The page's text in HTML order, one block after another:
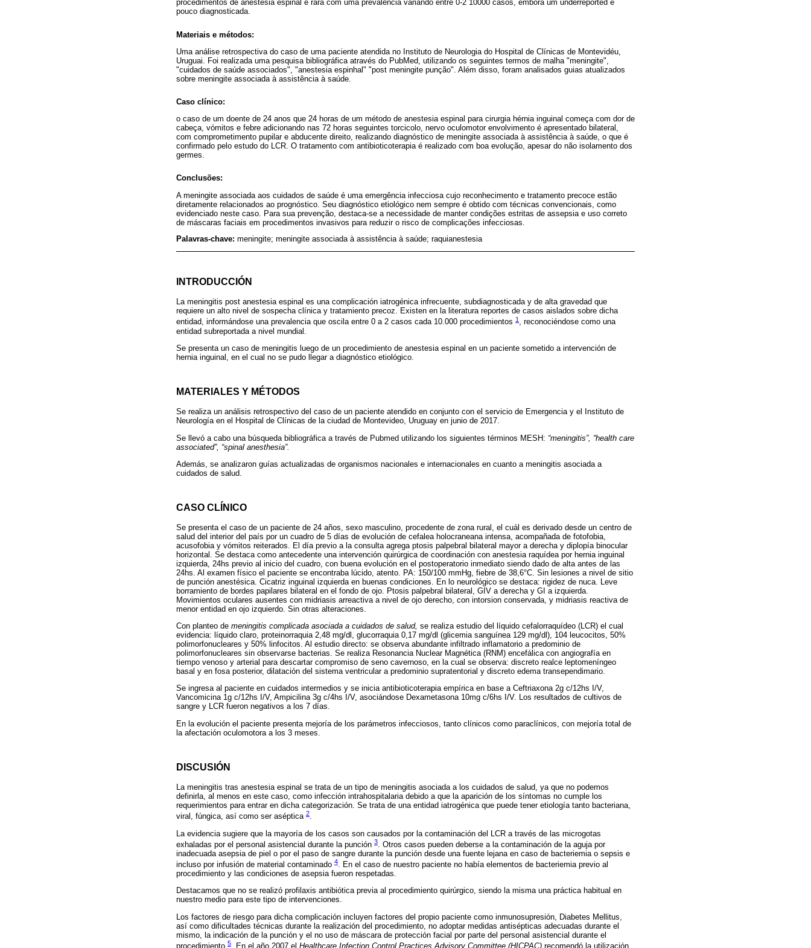
procedimentos de anestesia espinal é rara com uma prevalência variando entre 0-2 10000 casos, embora um underreported e
pouco diagnosticada.
Materiais e métodos:
Uma análise retrospectiva do caso de uma paciente atendida no Instituto de Neurologia do Hospital de Clínicas de Montevidéu,
Uruguai. Foi realizada uma pesquisa bibliográfica através do PubMed, utilizando os seguintes termos de malha "meningite",
"cuidados de saúde associados", "anestesia espinhal" "post meningite punção". Além disso, foram analisados guias atualizados
sobre meningite associada à assistência à saúde.
Caso clínico:
o caso de um doente de 24 anos que 24 horas de um método de anestesia espinal para cirurgia hérnia inguinal começa com dor de
cabeça, vómitos e febre adicionando nas 72 horas seguintes torcicolo, nervo oculomotor envolvimento é apresentado bilateral,
com comprometimento pupilar e abducente direito, realizando diagnóstico de meningite associada à assistência à saúde, o que é
confirmado pelo estudo do LCR. O tratamento com antibioticoterapia é realizado com boa evolução, apesar do não isolamento dos
germes.
Conclusões:
A meningite associada aos cuidados de saúde é uma emergência infecciosa cujo reconhecimento e tratamento precoce estão
diretamente relacionados ao prognóstico. Seu diagnóstico etiológico nem sempre é obtido com técnicas convencionais, como
evidenciado neste caso. Para sua prevenção, destaca-se a necessidade de manter condições estritas de assepsia e uso correto
de máscaras faciais em procedimentos invasivos para reduzir o risco de complicações infecciosas.
Palavras-chave: meningite; meningite associada à assistência à saúde; raquianestesia
INTRODUCCIÓN
La meningitis post anestesia espinal es una complicación iatrogénica infrecuente, subdiagnosticada y de alta gravedad que
requiere un alto nivel de sospecha clínica y tratamiento precoz. Existen en la literatura reportes de casos aislados sobre dicha
entidad, informándose una prevalencia que oscila entre 0 a 2 casos cada 10.000 procedimientos 1 , reconociéndose como una
entidad subreportada a nivel mundial.
Se presenta un caso de meningitis luego de un procedimiento de anestesia espinal en un paciente sometido a intervención de
hernia inguinal, en el cual no se pudo llegar a diagnóstico etiológico.
MATERIALES Y MÉTODOS
Se realiza un análisis retrospectivo del caso de un paciente atendido en conjunto con el servicio de Emergencia y el Instituto de
Neurología en el Hospital de Clínicas de la ciudad de Montevideo, Uruguay en junio de 2017.
Se llevó a cabo una búsqueda bibliográfica a través de Pubmed utilizando los siguientes términos MESH: “meningitis”, “health care
associated”, “spinal anesthesia”.
Además, se analizaron guías actualizadas de organismos nacionales e internacionales en cuanto a meningitis asociada a
cuidados de salud.
CASO CLÍNICO
Se presenta el caso de un paciente de 24 años, sexo masculino, procedente de zona rural, el cuál es derivado desde un centro de
salud del interior del país por un cuadro de 5 días de evolución de cefalea holocraneana intensa, acompañada de fotofobia,
acusofobia y vómitos reiterados. El día previo a la consulta agrega ptosis palpebral bilateral mayor a derecha y diplopía binocular
horizontal. Se destaca como antecedente una intervención quirúrgica de coordinación con anestesia raquídea por hernia inguinal
izquierda, 24hs previo al inicio del cuadro, con buena evolución en el postoperatorio inmediato siendo dado de alta antes de las
24hs. Al examen físico el paciente se encontraba lúcido, atento. PA: 150/100 mmHg, fiebre de 38,6°C. Sin lesiones a nivel de sitio
de punción anestésica. Cicatriz inguinal izquierda en buenas condiciones. En lo neurológico se destaca: rigidez de nuca. Leve
borramiento de bordes papilares bilateral en el fondo de ojo. Ptosis palpebral bilateral, GIV a derecha y GI a izquierda.
Movimientos oculares ausentes con midriasis arreactiva a nivel de ojo derecho, con intorsion conservada, y midriasis reactiva de
menor entidad en ojo izquierdo. Sin otras alteraciones.
Con planteo de meningitis complicada asociada a cuidados de salud, se realiza estudio del líquido cefalorraquídeo (LCR) el cual
evidencia: líquido claro, proteinorraquia 2,48 mg/dl, glucorraquia 0,17 mg/dl (glicemia sanguínea 129 mg/dl), 104 leucocitos, 50%
polimorfonucleares y 50% linfocitos. Al estudio directo: se observa abundante infiltrado inflamatorio a predominio de
polimorfonucleares sin observarse bacterias. Se realiza Resonancia Nuclear Magnética (RNM) encefálica con angiografía en
tiempo venoso y arterial para descartar compromiso de seno cavernoso, en la cual se observa: discreto realce leptomeníngeo
basal y en fosa posterior, dilatación del sistema ventricular a predominio supratentorial y discreto edema transependimario.
Se ingresa al paciente en cuidados intermedios y se inicia antibioticoterapia empírica en base a Ceftriaxona 2g c/12hs I/V,
Vancomicina 1g c/12hs I/V, Ampicilina 3g c/4hs I/V, asociándose Dexametasona 10mg c/6hs I/V. Los resultados de cultivos de
sangre y LCR fueron negativos a los 7 días.
En la evolución el paciente presenta mejoría de los parámetros infecciosos, tanto clínicos como paraclínicos, con mejoría total de
la afectación oculomotora a los 3 meses.
DISCUSIÓN
La meningitis tras anestesia espinal se trata de un tipo de meningitis asociada a los cuidados de salud, ya que no podemos
definirla, al menos en este caso, como infección intrahospitalaria debido a que la aparición de los síntomas no cumple los
requerimientos para entrar en dicha categorización. Se trata de una entidad iatrogénica que puede tener etiología tanto bacteriana,
viral, fúngica, así como ser aséptica 2.
La evidencia sugiere que la mayoría de los casos son causados por la contaminación del LCR a través de las microgotas
exhaladas por el personal asistencial durante la punción 3
. Otros casos pueden deberse a la contaminación de la aguja por
inadecuada asepsia de piel o por el paso de sangre durante la punción desde una fuente lejana en caso de bacteriemia o sepsis e
incluso por infusión de material contaminado 4. En el caso de nuestro paciente no había elementos de bacteriemia previo al
procedimiento y las condiciones de asepsia fueron respetadas.
Destacamos que no se realizó profilaxis antibiótica previa al procedimiento quirúrgico, siendo la misma una práctica habitual en
nuestro medio para este tipo de intervenciones.
Los factores de riesgo para dicha complicación incluyen factores del propio paciente como inmunosupresión, Diabetes Mellitus,
así como dificultades técnicas durante la realización del procedimiento, no adoptar medidas antisépticas adecuadas durante el
mismo, la indicación de la punción y el no uso de máscara de protección facial por parte del personal asistencial durante el
procedimiento 5 . En el año 2007 el Healthcare Infection Control Practices Advisory Committee (HICPAC) recomendó la utilización